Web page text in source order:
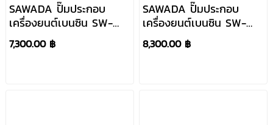
SAWADA ปั๊มประกอบ
เครื่องยนต์เบนซิน SW-
50HV
7,300.00 ฿
SAWADA ปั๊มประกอบ
เครื่องยนต์เบนซิน SW-
80HV
8,300.00 ฿